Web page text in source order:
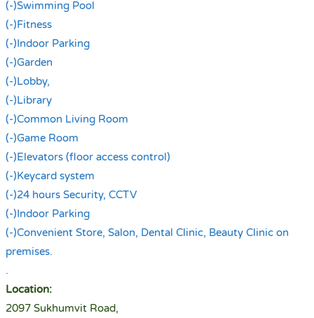
(-)Swimming Pool
(-)Fitness
(-)Indoor Parking
(-)Garden
(-)Lobby,
(-)Library
(-)Common Living Room
(-)Game Room
(-)Elevators (floor access control)
(-)Keycard system
(-)24 hours Security, CCTV
(-)Indoor Parking
(-)Convenient Store, Salon, Dental Clinic, Beauty Clinic on
premises.
.
Location:
2097 Sukhumvit Road,